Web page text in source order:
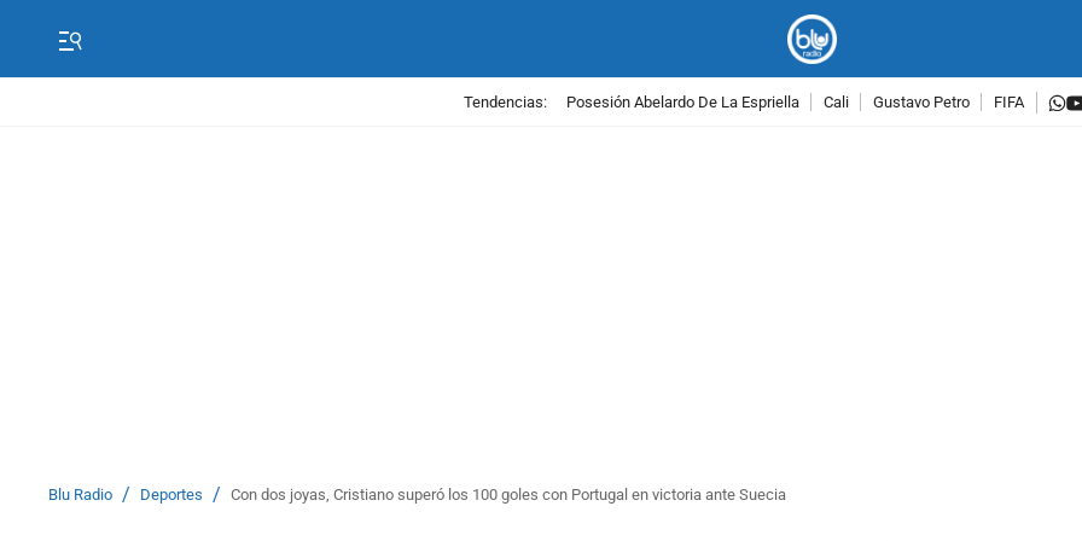
Tendencias: Posesión Abelardo De La Espriella Cali Gustavo Petro FIFA
Blu Radio / Deportes / Con dos joyas, Cristiano superó los 100 goles con Portugal en victoria ante Suecia